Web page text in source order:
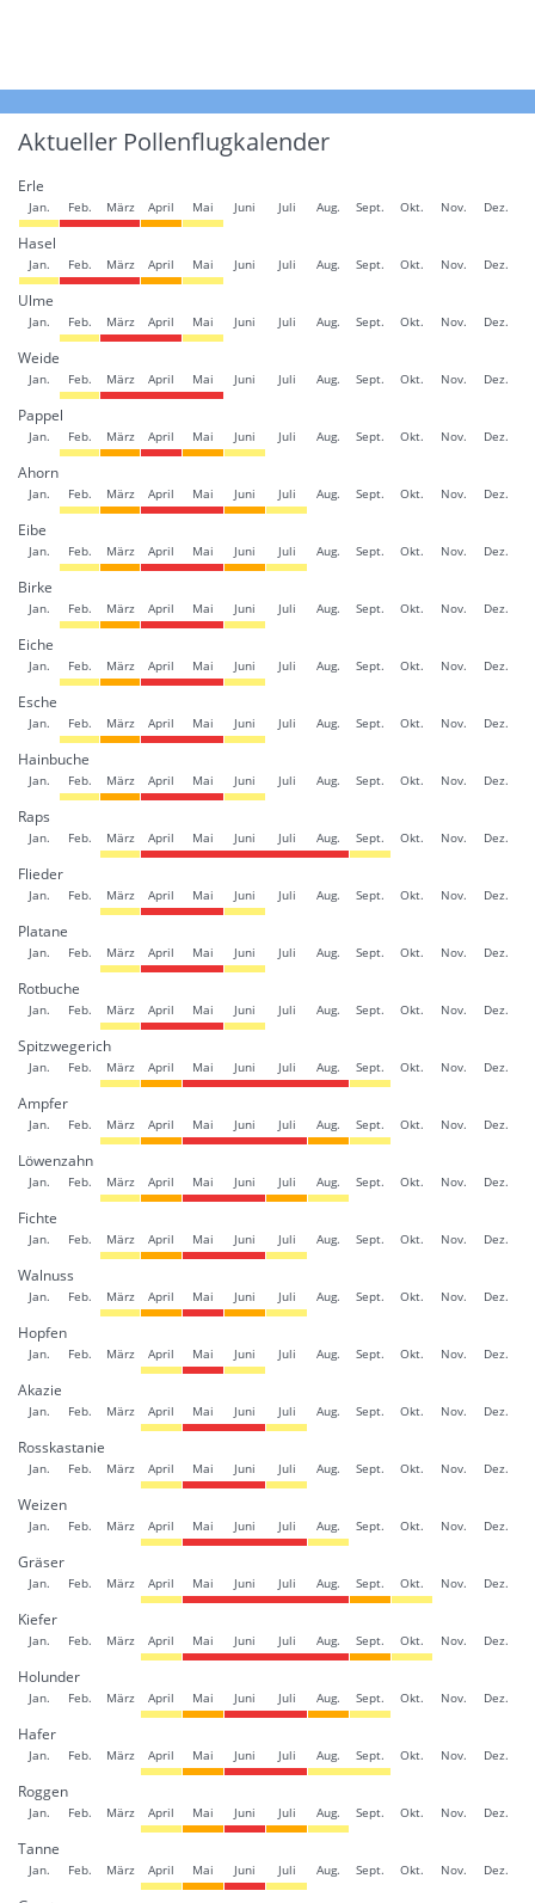
Aktueller Pollenflugkalender
Erle
Jan. Feb. März April Mai Juni Juli Aug. Sept. Okt. Nov. Dez.
Hasel
Jan. Feb. März April Mai Juni Juli Aug. Sept. Okt. Nov. Dez.
Ulme
Jan. Feb. März April Mai Juni Juli Aug. Sept. Okt. Nov. Dez.
Weide
Jan. Feb. März April Mai Juni Juli Aug. Sept. Okt. Nov. Dez.
Pappel
Jan. Feb. März April Mai Juni Juli Aug. Sept. Okt. Nov. Dez.
Ahorn
Jan. Feb. März April Mai Juni Juli Aug. Sept. Okt. Nov. Dez.
Eibe
Jan. Feb. März April Mai Juni Juli Aug. Sept. Okt. Nov. Dez.
Birke
Jan. Feb. März April Mai Juni Juli Aug. Sept. Okt. Nov. Dez.
Eiche
Jan. Feb. März April Mai Juni Juli Aug. Sept. Okt. Nov. Dez.
Esche
Jan. Feb. März April Mai Juni Juli Aug. Sept. Okt. Nov. Dez.
Hainbuche
Jan. Feb. März April Mai Juni Juli Aug. Sept. Okt. Nov. Dez.
Raps
Jan. Feb. März April Mai Juni Juli Aug. Sept. Okt. Nov. Dez.
Flieder
Jan. Feb. März April Mai Juni Juli Aug. Sept. Okt. Nov. Dez.
Platane
Jan. Feb. März April Mai Juni Juli Aug. Sept. Okt. Nov. Dez.
Rotbuche
Jan. Feb. März April Mai Juni Juli Aug. Sept. Okt. Nov. Dez.
Spitzwegerich
Jan. Feb. März April Mai Juni Juli Aug. Sept. Okt. Nov. Dez.
Ampfer
Jan. Feb. März April Mai Juni Juli Aug. Sept. Okt. Nov. Dez.
Löwenzahn
Jan. Feb. März April Mai Juni Juli Aug. Sept. Okt. Nov. Dez.
Fichte
Jan. Feb. März April Mai Juni Juli Aug. Sept. Okt. Nov. Dez.
Walnuss
Jan. Feb. März April Mai Juni Juli Aug. Sept. Okt. Nov. Dez.
Hopfen
Jan. Feb. März April Mai Juni Juli Aug. Sept. Okt. Nov. Dez.
Akazie
Jan. Feb. März April Mai Juni Juli Aug. Sept. Okt. Nov. Dez.
Rosskastanie
Jan. Feb. März April Mai Juni Juli Aug. Sept. Okt. Nov. Dez.
Weizen
Jan. Feb. März April Mai Juni Juli Aug. Sept. Okt. Nov. Dez.
Gräser
Jan. Feb. März April Mai Juni Juli Aug. Sept. Okt. Nov. Dez.
Kiefer
Jan. Feb. März April Mai Juni Juli Aug. Sept. Okt. Nov. Dez.
Holunder
Jan. Feb. März April Mai Juni Juli Aug. Sept. Okt. Nov. Dez.
Hafer
Jan. Feb. März April Mai Juni Juli Aug. Sept. Okt. Nov. Dez.
Roggen
Jan. Feb. März April Mai Juni Juli Aug. Sept. Okt. Nov. Dez.
Tanne
Jan. Feb. März April Mai Juni Juli Aug. Sept. Okt. Nov. Dez.